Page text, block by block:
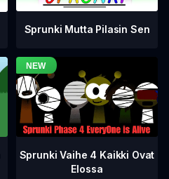
Sprunki Mutta Pilasin Sen
Sprunki Vaihe 4 Kaikki Ovat
Elossa